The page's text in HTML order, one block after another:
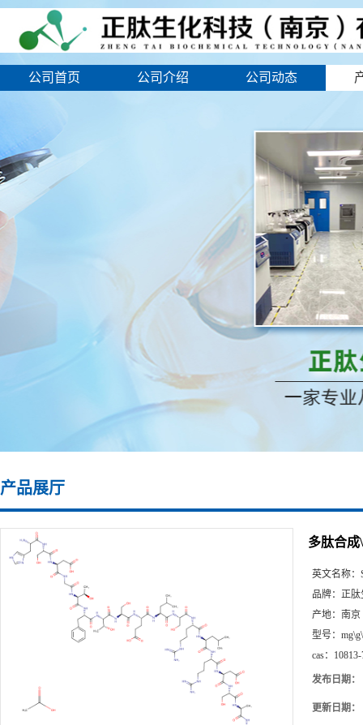
公司首页 公司介绍 公司动态
产品展厅
多肽合成
英文名称：
品牌： 正肽
产地： 南京
型号：
cas：
发布日期：
更新日期：